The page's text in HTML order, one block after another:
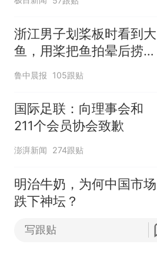
浙江男子划桨板时看到大
鱼，用桨把鱼拍晕后捞
起；当事人：鱼重7斤6
味道很好
鲁中晨报 105跟贴
国际足联：向理事会和
211个会员协会致歉
澎湃新闻 274跟贴
明治牛奶，为何中国市场
跌下神坛？
蓝鲸新闻 55跟贴 APP专享
写跟贴